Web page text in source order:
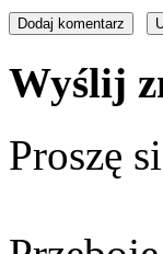
Wyślij
Proszę